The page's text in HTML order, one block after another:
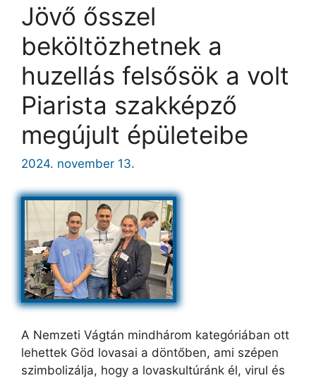
Jövő ősszel
beköltözhetnek a
huzellás felsősök a volt
Piarista szakképző
megújult épületeibe
2024. november 13.
A Nemzeti Vágtán mindhárom kategóriában ott
lehettek Göd lovasai a döntőben, ami szépen
szimbolizálja, hogy a lovaskultúránk él, virul és